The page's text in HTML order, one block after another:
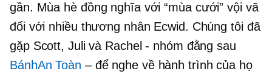
gần. Mùa hè đồng nghĩa với “mùa cưới” vội vã
đối với nhiều thương nhân Ecwid. Chúng tôi đã
gặp Scott, Juli và Rachel - nhóm đằng sau
BánhAn Toàn –để nghe về hành trình của họ